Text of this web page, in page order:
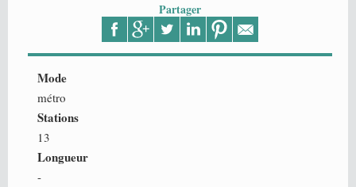
Partager
Mode
métro
Stations
13
Longueur
-